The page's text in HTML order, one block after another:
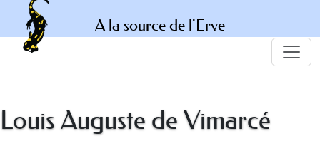
A la source de l'Erve
Louis Auguste de Vimarcé